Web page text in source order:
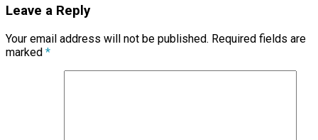
Leave a Reply
Your email address will not be published. Required fields are
marked *